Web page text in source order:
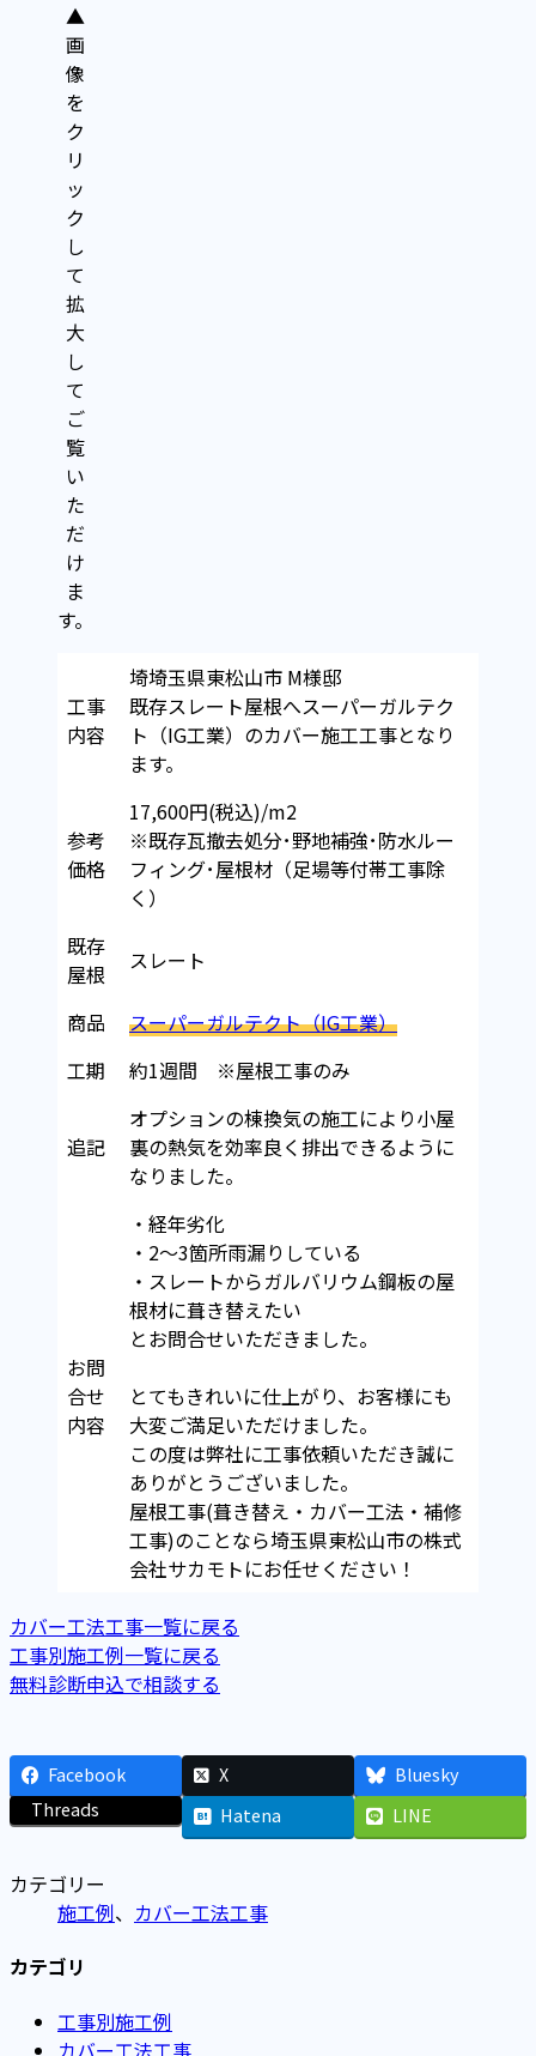
▲
画
像
を
ク
リ
ッ
ク
し
て
拡
大
し
て
ご
覧
い
た
だ
け
ま
す。
工事
内容
埼埼玉県東松山市 M様邸
既存スレート屋根へスーパーガルテク
ト（IG工業）のカバー施工工事となり
ます。
参考
価格
17,600円(税込)/m2
※既存瓦撤去処分･野地補強･防水ルー
フィング･屋根材（足場等付帯工事除
く）
既存
屋根
スレート
商品
スーパーガルテクト（IG工業）
工期
約1週間 ※屋根工事のみ
追記
オプションの棟換気の施工により小屋
裏の熱気を効率良く排出できるように
なりました。
お問
合せ
内容
・経年劣化
・2～3箇所雨漏りしている
・スレートからガルバリウム鋼板の屋
根材に葺き替えたい
とお問合せいただきました。
とてもきれいに仕上がり、お客様にも
大変ご満足いただけました。
この度は弊社に工事依頼いただき誠に
ありがとうございました。
屋根工事(葺き替え・カバー工法・補修
工事)のことなら埼玉県東松山市の株式
会社サカモトにお任せください！
カバー工法工事一覧に戻る
工事別施工例一覧に戻る
無料診断申込で相談する
Facebook X
Bluesky
Threads
Hatena LINE
カテゴリー
施工例、 カバー工法工事
カテゴリ
工事別施工例
カバー工法工事